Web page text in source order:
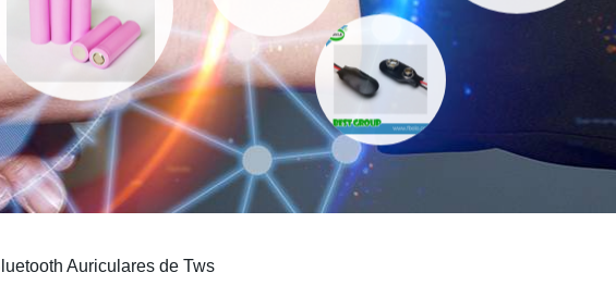
Auriculares de Tws